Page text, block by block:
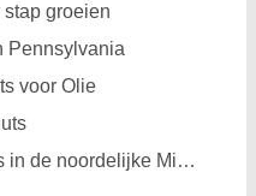
groeien
Pennsylvania
voor Olie
Hoe om te groeien pinda's in de noordelijke Midwest